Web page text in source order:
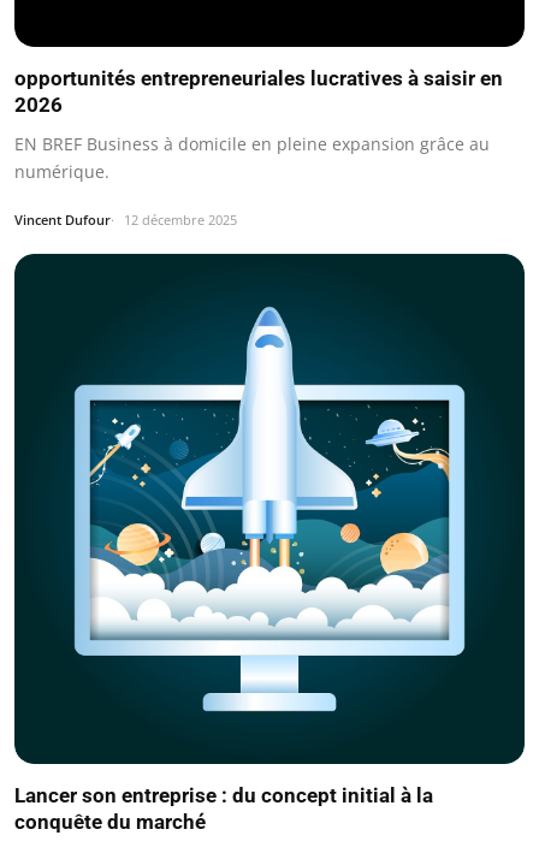
opportunités entrepreneuriales lucratives à saisir en
2026
EN BREF Business à domicile en pleine expansion grâce au
numérique.
Vincent Dufour 12 décembre 2025
Lancer son entreprise : du concept initial à la
conquête du marché